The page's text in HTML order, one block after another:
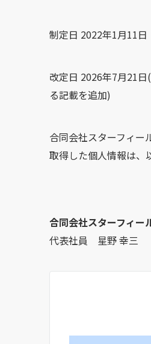
制定日 2022年1月11日
改定日 2026年7月21
る記載を追加)
合同会社スターフィー
取得した個人情報は、
合同会社スターフィー
代表社員 星野 幸三